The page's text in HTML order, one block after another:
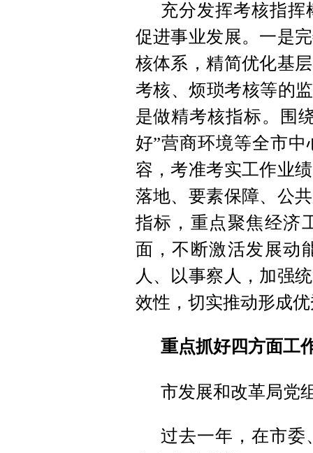
充分发挥考核指
促进事业发展。一是
核体系，精简优化基
考核、烦琐考核等的
是做精考核指标。围
好”营商环境等全市
容，考准考实工作业
落地、要素保障、公
指标，重点聚焦经济
面，不断激活发展动
人、以事察人，加强
效性，切实推动形成
重点抓好四方面工
市发展和改革局党
过去一年，在市委